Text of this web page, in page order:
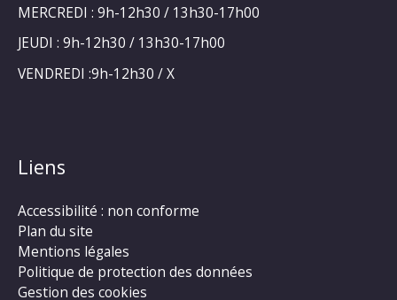
MERCREDI : 9h-12h30 / 13h30-17h00
JEUDI : 9h-12h30 / 13h30-17h00
VENDREDI :9h-12h30 / X
Liens
Accessibilité : non conforme
Plan du site
Mentions légales
Politique de protection des données
Gestion des cookies